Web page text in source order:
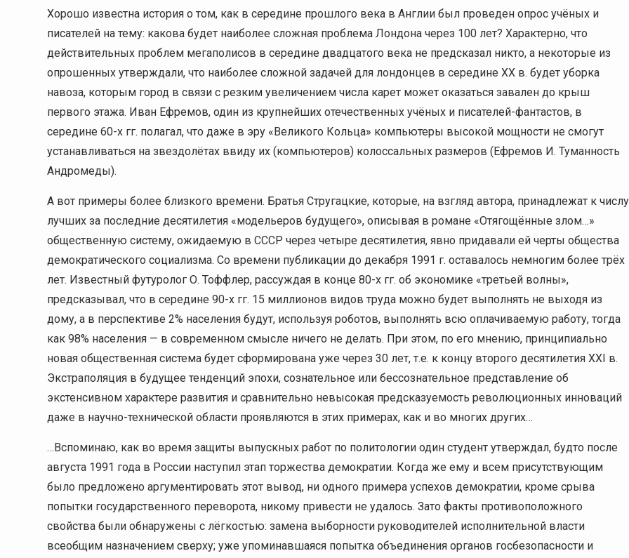
Хорошо известна история о том, как в середине прошлого века в Англии был проведен опрос учёных и
писателей на тему: какова будет наиболее сложная проблема Лондона через 100 лет? Характерно, что
действительных проблем мегаполисов в середине двадцатого века не предсказал никто, а некоторые из
опрошенных утверждали, что наиболее сложной задачей для лондонцев в середине XX в. будет уборка
навоза, которым город в связи с резким увеличением числа карет может оказаться завален до крыш
первого этажа. Иван Ефремов, один из крупнейших отечественных учёных и писателей-фантастов, в
середине 60-х гг. полагал, что даже в эру «Великого Кольца» компьютеры высокой мощности не смогут
устанавливаться на звездолётах ввиду их (компьютеров) колоссальных размеров (Ефремов И. Туманность
Андромеды).
А вот примеры более близкого времени. Братья Стругацкие, которые, на взгляд автора, принадлежат к числу
лучших за последние десятилетия «модельеров будущего», описывая в романе «Отягощённые злом…»
общественную систему, ожидаемую в СССР через четыре десятилетия, явно придавали ей черты общества
демократического социализма. Со времени публикации до декабря 1991 г. оставалось немногим более трёх
лет. Известный футуролог О. Тоффлер, рассуждая в конце 80-х гг. об экономике «третьей волны»,
предсказывал, что в середине 90-х гг. 15 миллионов видов труда можно будет выполнять не выходя из
дому, а в перспективе 2% населения будут, используя роботов, выполнять всю оплачиваемую работу, тогда
как 98% населения — в современном смысле ничего не делать. При этом, по его мнению, принципиально
новая общественная система будет сформирована уже через 30 лет, т.е. к концу второго десятилетия XXI в.
Экстраполяция в будущее тенденций эпохи, сознательное или бессознательное представление об
экстенсивном характере развития и сравнительно невысокая предсказуемость революционных инноваций
даже в научно-технической области проявляются в этих примерах, как и во многих других…
…Вспоминаю, как во время защиты выпускных работ по политологии один студент утверждал, будто после
августа 1991 года в России наступил этап торжества демократии. Когда же ему и всем присутствующим
было предложено аргументировать этот вывод, ни одного примера успехов демократии, кроме срыва
попытки государственного переворота, никому привести не удалось. Зато факты противоположного
свойства были обнаружены с лёгкостью: замена выборности руководителей исполнительной власти
всеобщим назначением сверху; уже упоминавшаяся попытка объединения органов госбезопасности и